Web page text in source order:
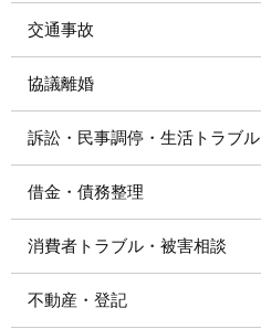
交通事故
協議離婚
訴訟・民事調停・生活トラブル
借金・債務整理
消費者トラブル・被害相談
不動産・登記